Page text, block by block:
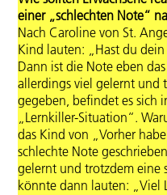
einer „schlechten Note“
Nach Caroline von St.
Kind lauten: „Hast du
Dann ist die Note eben
allerdings viel gelernt und
gegeben, befindet es sich
„Lernkiller-Situation“.
das Kind von „Vorher
schlechte Note
gelernt und trotzdem eine
könnte dann lauten: „Viel